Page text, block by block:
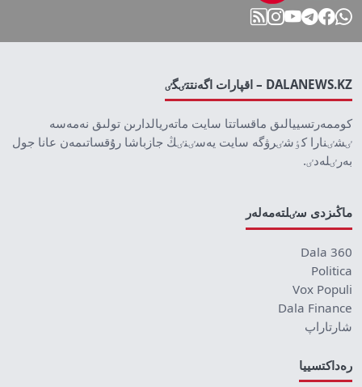
DALANEWS.KZ – اقپارات اگەنتتٸگٸ
كوممەرتسييالىق ماقساتتا سايت ماتەريالدارىن تولىق نەمەسە
ٸشٸنارا كٶشٸرۋگە سايت يەسٸنٸڭ جازباشا رۇقساتىمەن عانا جول
بەرٸلەدٸ.
ماڭىزدى سٸلتەمەلەر
Dala 360
Politica
Vox Populi
Dala Finance
شارتاراپ
رەداكتسييا